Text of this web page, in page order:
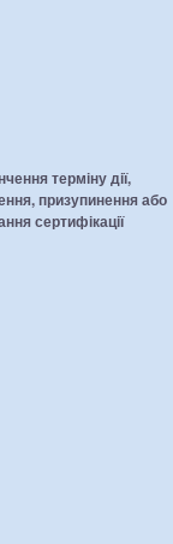
терміну дії,
призупинення або
сертифікації